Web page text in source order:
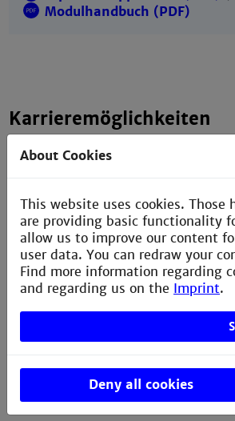
Modulhandbuch (PDF)
Karrieremöglichkeiten
Nach Ihrem erfolgreichen Abschluss
(leitenden)
der technischen Informatik in
folgenden Anwendungsfeldern:
Industrial Internet of Thing
Hardwarenahe
Systems)
IT-Sicherheit für vernetzte
und vieles mehr.
About Cookies
This website uses cookies.
are providing basic functionality
allow us to improve our content
user data. You can redraw your
Find more information regarding
and regarding us on the Imprint.
Deny all cookies